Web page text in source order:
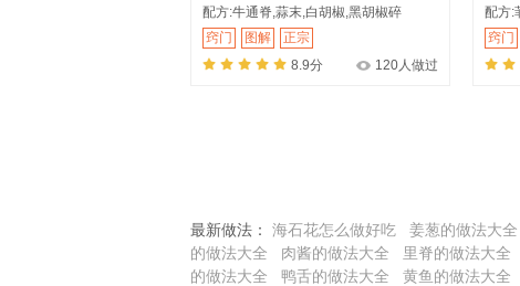
配方:牛通脊,蒜末,白胡椒,黑胡椒碎
窍门
图解
正宗
8.9分
120人做过
配方:
窍门
最新做法： 海石花怎么做好吃 姜葱的做法大全
的做法大全
肉酱的做法大全 里脊的做法大全
的做法大全
鸭舌的做法大全
黄鱼的做法大全